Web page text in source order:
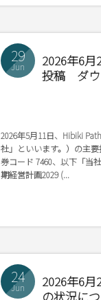
29
Jun
2026年6
投稿 ダウ
2026年5月11日、Hibiki
社」といいます。）の主
券コード 7460、以下「当
期経営計画2029 (...
24
Jun
2026年6
の状況に